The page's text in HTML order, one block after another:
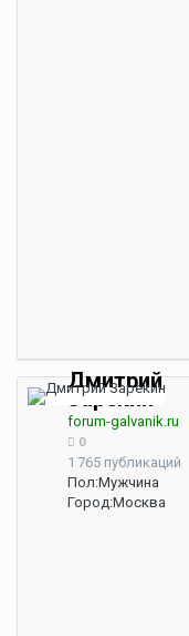
Дмитрий
Зарекин
forum-galvanik.ru
0
1 765 публикаций
Пол:Мужчина
Город:Москва